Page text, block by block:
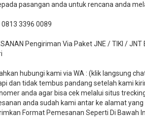
pasangan anda untuk rencana anda
0813 3396 0089
Pengiriman Via Paket JNE / TIKI / JNT
hubungi kami via WA : (klik langsung
dan tidak tembus pandang setelah kami
anda agar bisa cek melalui situs
anda sudah kami antar ke alamat yang
Format Pemesanan Seperti Di Bawah